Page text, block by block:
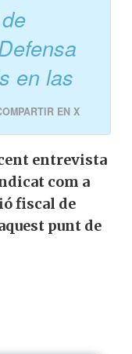
en las
EN X
entrevista
com a
fiscal de
punt de